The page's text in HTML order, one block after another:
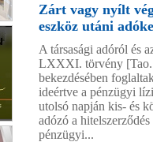
Zárt vagy nyílt
eszköz utáni
A társasági adóról és
LXXXI. törvény
bekezdésében
ideértve a pénzügyi
utolsó napján kis- és
adózó a
pénzügyi...